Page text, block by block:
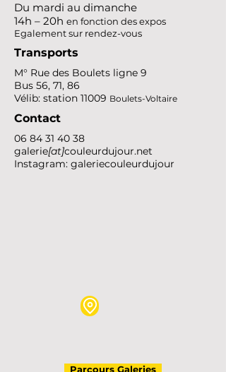
Du mardi au dimanche
14h – 20h en fonction des expos
Egalement sur rendez-vous
Transports
M° Rue des Boulets ligne 9
Bus 56, 71, 86
Vélib: station 11009 Boulets-Voltaire
Contact
06 84 31 40 38
galerie[at]couleurdujour.net
Instagram: galeriecouleurdujour
Parcours Galeries